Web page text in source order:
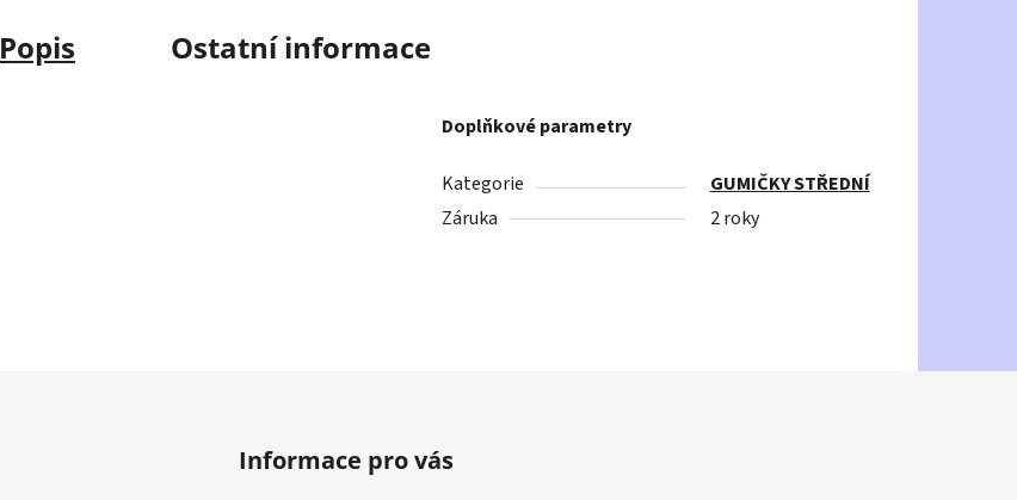
Popis Ostatní informace
Doplňkové parametry
Kategorie
GUMIČKY STŘEDNÍ
Záruka
2 roky
Informace pro vás